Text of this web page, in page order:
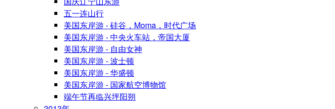
五一连山行
美国东岸游 - 硅谷，Moma，时代广场
美国东岸游 - 中央火车站，帝国大厦
美国东岸游 - 自由女神
美国东岸游 - 波士顿
美国东岸游 - 华盛顿
美国东岸游 - 国家航空博物馆
端午节再临兴坪阳朔